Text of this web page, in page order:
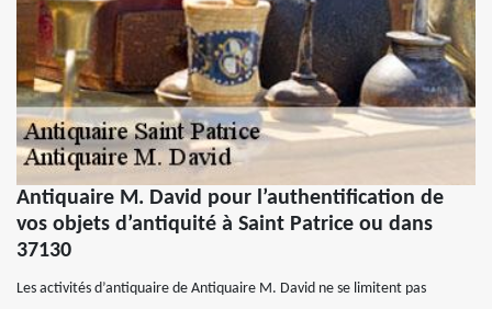
Antiquaire M. David pour l’authentification de
vos objets d’antiquité à Saint Patrice ou dans
37130
Les activités d’antiquaire de Antiquaire M. David ne se limitent pas